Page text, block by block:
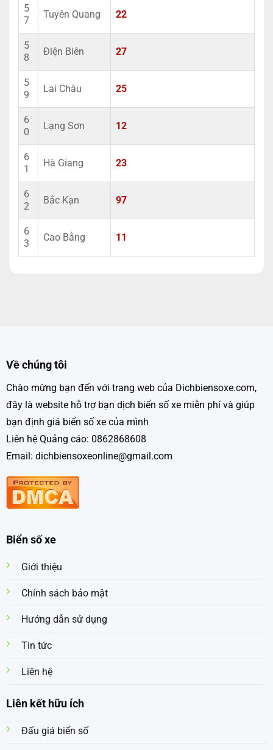
5
7
Tuyên Quang 22
5
8
Điện Biên 27
5
9
Lai Châu 25
6
0
Lạng Sơn 12
6
1
Hà Giang 23
6
2
Bắc Kạn 97
6
3
Cao Bằng 11
Về chúng tôi
Chào mừng bạn đến với trang web của Dichbiensoxe.com,
đây là website hỗ trợ bạn dịch biển số xe miễn phí và giúp
bạn định giá biển số xe của mình
Liên hệ Quảng cáo: 0862868608
Email: dichbiensoxeonline@gmail.com
Biển số xe
Giới thiệu
Chính sách bảo mật
Hướng dẫn sử dụng
Tin tức
Liên hệ
Liên kết hữu ích
Đấu giá biển số